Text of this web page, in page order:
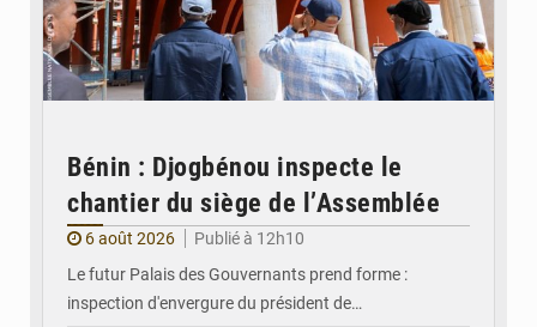
Bénin : Djogbénou inspecte le
chantier du siège de l’Assemblée
6 août 2026
Publié à 12h10
Le futur Palais des Gouvernants prend forme :
inspection d'envergure du président de…